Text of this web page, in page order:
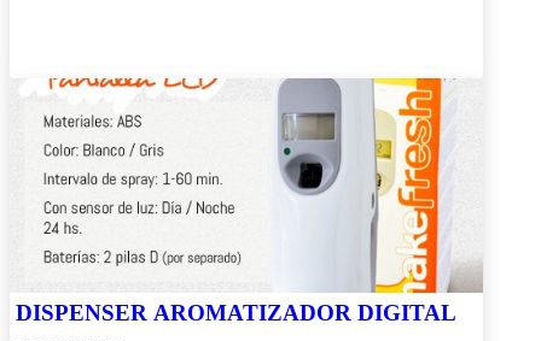
DISPENSER AROMATIZADOR DIGITAL